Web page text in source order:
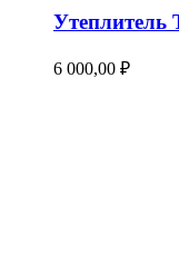
Утеплитель
6 000,00 ₽